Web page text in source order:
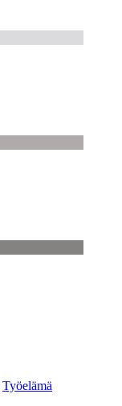
Työelämä